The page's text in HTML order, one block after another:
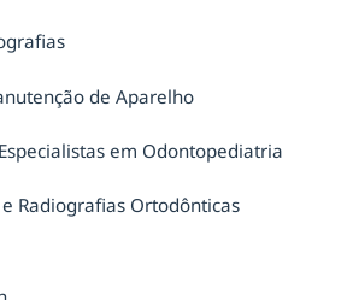
de Aparelho
em Odontopediatria
Radiografias Ortodônticas